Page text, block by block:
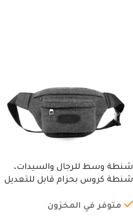
شنطة وسط للرجال والسيدات،
شنطة كروس بحزام قابل للتعديل
السفر، الجري العادي، المشي
متوفر في المخزون